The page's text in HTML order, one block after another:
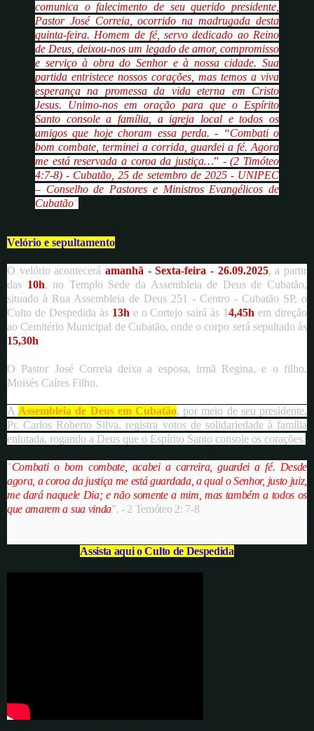
comunica o falecimento de seu querido presidente,
Pastor José Correia, ocorrido na madrugada desta
quinta-feira. Homem de fé, servo dedicado ao Reino
de Deus, deixou-nos um legado de amor, compromisso
e serviço à obra do Senhor e à nossa cidade. Sua
partida entristece nossos corações, mas temos a viva
esperança na promessa da vida eterna em Cristo
Jesus. Unimo-nos em oração para que o Espírito
Santo console a família, a igreja local e todos os
amigos que hoje choram essa perda. - “Combati o
bom combate, terminei a corrida, guardei a fé. Agora
me está reservada a coroa da justiça…” - (2 Timóteo
4:7-8) - Cubatão, 25 de setembro de 2025 - UNIPEC
– Conselho de Pastores e Ministros Evangélicos de
Cubatão"
Velório e sepultamento
O velório acontecerá amanhã - Sexta-feira - 26.09.2025, a partir
das 10h, no Templo Sede da Assembleia de Deus de Cubatão,
situado à Rua Assembleia de Deus 251 - Centro - Cubatão SP, o
Culto de Despedida às 13h e o Cortejo sairá às 14,45h em direção
ao Cemitério Municipal de Cubatão, onde o corpo será sepultado às
15,30h
O Pastor José Correia deixa a esposa, irmã Regina, e o filho,
Moisés Caíres Filho.
A Assembleia de Deus em Cubatão, por meio de seu presidente,
Pr. Carlos Roberto Silva, registra votos de solidariedade à família
enlutada, rogando a Deus que o Espírito Santo console os corações.
"Combati o bom combate, acabei a carreira, guardei a fé. Desde
agora, a coroa da justiça me está guardada, a qual o Senhor, justo juiz,
me dará naquele Dia; e não somente a mim, mas também a todos os
que amarem a sua vinda". - 2 Temóteo 2: 7-8
Assista aqui o Culto de Despedida